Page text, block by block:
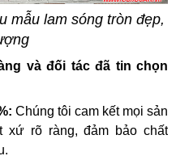
mẫu lam sóng tròn đẹp,
và đối tác đã tin chọn
Chúng tôi cam kết mọi sản
xứ rõ ràng, đảm bảo chất